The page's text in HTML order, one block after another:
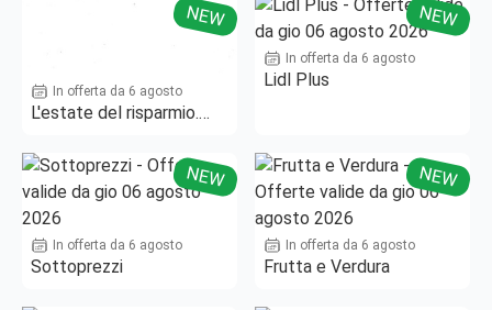
NEW
In offerta da 6 agosto
L'estate del risparmio.
NEW
In offerta da 6 agosto
Lidl Plus
NEW
In offerta da 6 agosto
Sottoprezzi
NEW
In offerta da 6 agosto
Frutta e Verdura